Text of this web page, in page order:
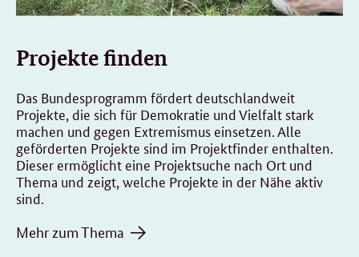
Projekte finden
Das Bundesprogramm fördert deutschlandweit
Projekte, die sich für Demokratie und Vielfalt stark
machen und gegen Extremismus einsetzen. Alle
geförderten Projekte sind im Projektfinder enthalten.
Dieser ermöglicht eine Projektsuche nach Ort und
Thema und zeigt, welche Projekte in der Nähe aktiv
sind.
Mehr zum Thema